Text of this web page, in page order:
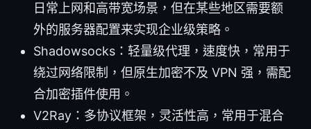
日常上网和高带宽场景，但在某些地区需要额
外的服务器配置来实现企业级策略。
Shadowsocks：轻量级代理，速度快，常用于
绕过网络限制，但原生加密不及 VPN 强，需配
合加密插件使用。
V2Ray：多协议框架，灵活性高，常用于混合